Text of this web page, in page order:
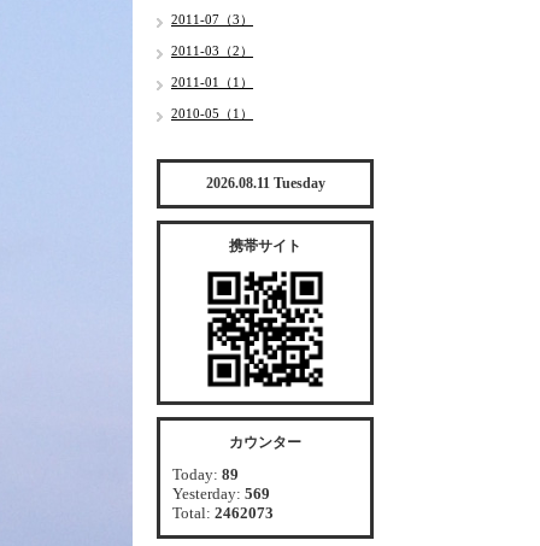
2011-07（3）
2011-03（2）
2011-01（1）
2010-05（1）
2026.08.11 Tuesday
携帯サイト
カウンター
Today: 89
Yesterday: 569
Total: 2462073